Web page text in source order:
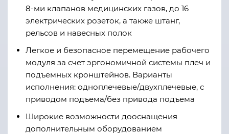
8-ми клапанов медицинских газов, до 16
электрических розеток, а также штанг,
рельсов и навесных полок
Легкое и безопасное перемещение рабочего
модуля за счет эргономичной системы плеч и
подъемных кронштейнов. Варианты
исполнения: одноплечевые/двухплечевые, с
приводом подъема/без привода подъема
Широкие возможности дооснащения
дополнительным оборудованием